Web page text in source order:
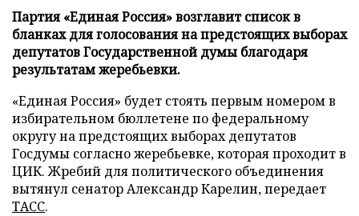
Партия «Единая Россия» возглавит список в
бланках для голосования на предстоящих выборах
депутатов Государственной думы благодаря
результатам жеребьевки.
«Единая Россия» будет стоять первым номером в
избирательном бюллетене по федеральному
округу на предстоящих выборах депутатов
Госдумы согласно жеребьевке, которая проходит в
ЦИК. Жребий для политического объединения
вытянул сенатор Александр Карелин, передает
ТАСС.